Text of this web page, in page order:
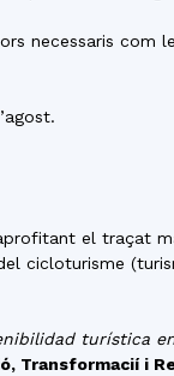
necessaris
el traçat
cicloturisme
turística
Transformacií i